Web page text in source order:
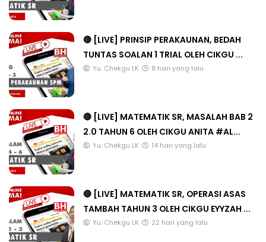
🔴 [LIVE] PRINSIP PERAKAUNAN, BEDAH
TUNTAS SOALAN 1 TRIAL OLEH CIKGU ...
Yu. Chekgu LK 8 hari yang lalu
🔴 [LIVE] MATEMATIK SR, MASALAH BAB 2
2.0 TAHUN 6 OLEH CIKGU ANITA #AL...
Yu. Chekgu LK 14 hari yang lalu
🔴 [LIVE] MATEMATIK SR, OPERASI ASAS
TAMBAH TAHUN 3 OLEH CIKGU EYYZAH ...
Yu. Chekgu LK 22 hari yang lalu